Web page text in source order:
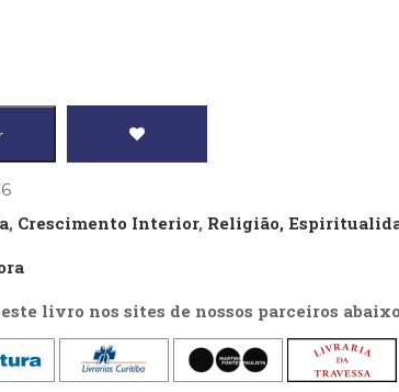
, Crescimento Interior, Religião,
livro nos sites de nossos parceiros